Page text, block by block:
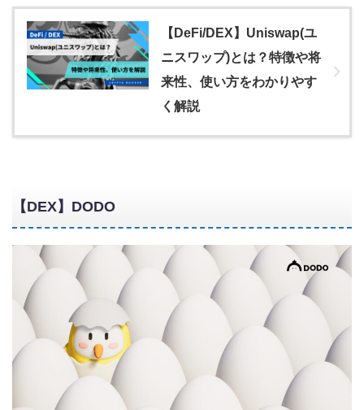
【DeFi/DEX】Uniswap(ユ
ニスワップ)とは？特徴や将
来性、使い方をわかりやす
く解説
【DEX】DODO